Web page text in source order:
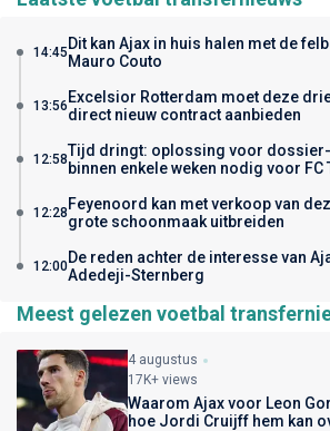
14:45 Dit kan Ajax in huis halen met de
Mauro Couto
13:56 Excelsior Rotterdam moet deze
direct nieuw contract aanbieden
12:58Tijd dringt: oplossing voor
binnen enkele weken nodig voor FC
12:28 Feyenoord kan met verkoop van
grote schoonmaak uitbreiden
12:00De reden achter de interesse van
Adedeji-Sternberg
Meest gelezen voetbal
4 augustus
17K+ views
Waarom Ajax voor Leon
hoe Jordi Cruijff hem kan